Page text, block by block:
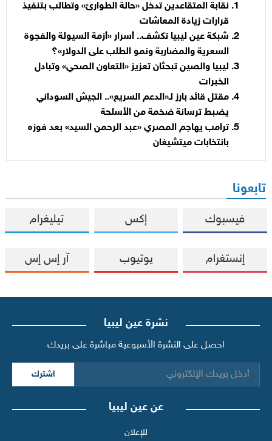
نقابة المتقاعدين تدخل «حالة الطوارئ» وتطالب بتنفيذ
قرارات زيادة المعاشات
شبكة عين ليبيا تكشف.. أسرار «أزمة السيولة والفجوة
السعرية والمضاربة ونمو الطلب على الدولار»؟
ليبيا والصين تبحثان تعزيز «التعاون الصحي» وتبادل
الخبرات
مقتل قائد بارز لـ«الدعم السريع».. الجيش السوداني
يضبط ترسانة ضخمة من الأسلحة
ترامب يهاجم المصري «عبد الرحمن السيد» بعد فوزه
بانتخابات ميتشيغان
تابعونا
فيسبوك إكس تيليغرام
إنستغرام يوتيوب آر إس إس
نشرة عين ليبيا
احصل على النشرة الأسبوعية مباشرة على بريدك
اشترك
عن عين ليبيا
للإعلان